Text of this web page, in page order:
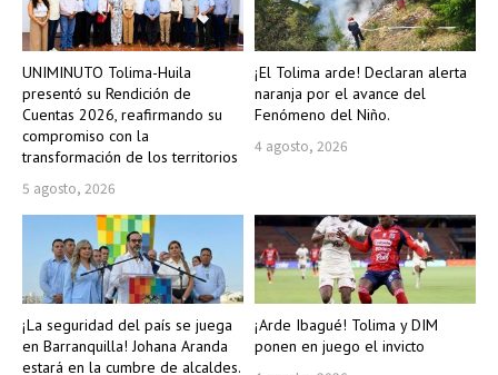
UNIMINUTO Tolima-Huila
presentó su Rendición de
Cuentas 2026, reafirmando su
compromiso con la
transformación de los territorios
5 agosto, 2026
¡El Tolima arde! Declaran alerta
naranja por el avance del
Fenómeno del Niño.
4 agosto, 2026
¡La seguridad del país se juega
en Barranquilla! Johana Aranda
estará en la cumbre de alcaldes.
¡Arde Ibagué! Tolima y DIM
ponen en juego el invicto